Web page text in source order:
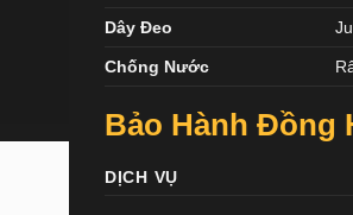
Dây Đeo
Chống Nước
Bảo Hành Đồng
DỊCH VỤ